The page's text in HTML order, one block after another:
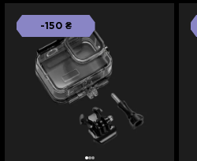
-150 ₴